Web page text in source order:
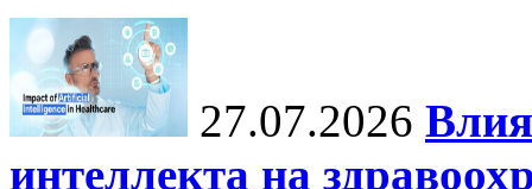
27.07.2026
интеллекта на